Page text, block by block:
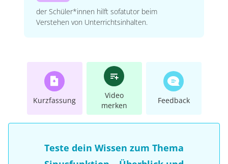
der Schüler*innen hilft sofatutor beim
Verstehen von Unterrichtsinhalten.
Kurzfassung
Video
merken
Feedback
Teste dein Wissen zum Thema